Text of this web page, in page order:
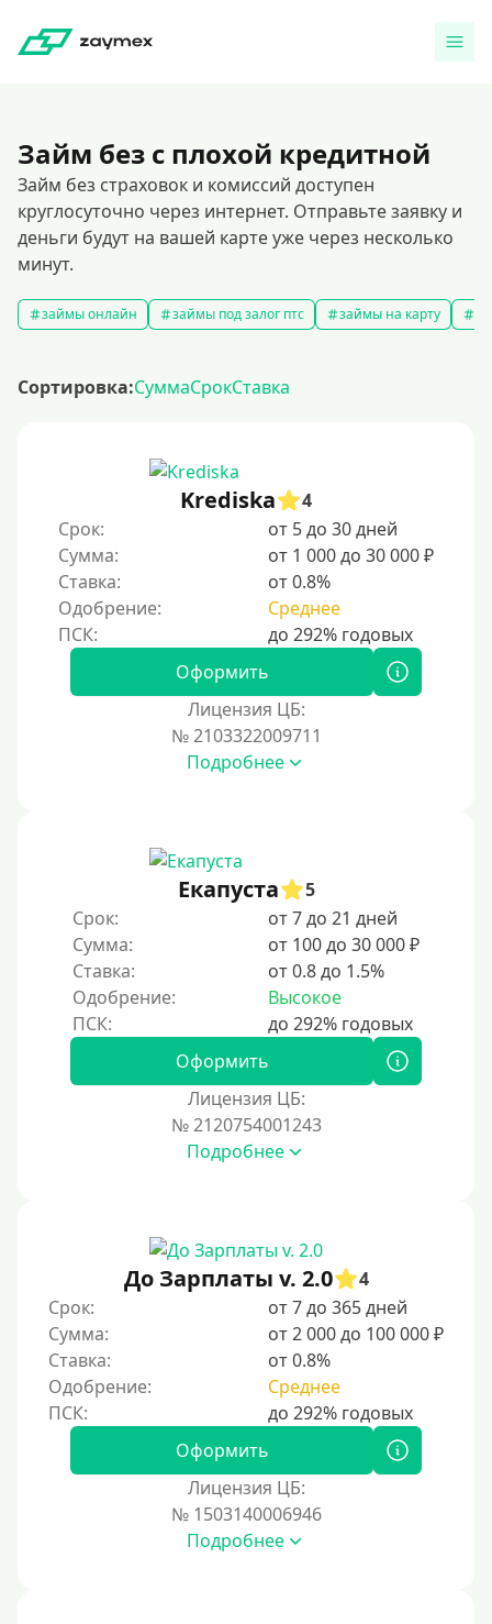
Займ без с плохой кредитной
Займ без страховок и комиссий доступен
круглосуточно через интернет. Отправьте заявку и
деньги будут на вашей карте уже через несколько
минут.
займы онлайн займы под залог птс займы на карту
Сортировка:СуммаСрокСтавка
Krediska
4
Срок:
от 5 до 30 дней
Сумма:
от 1 000 до 30 000 ₽
Ставка:
от 0.8%
Одобрение:
Среднее
Оформить
Лицензия ЦБ:
№ 2103322009711
Подробнее
Екапуста
5
Срок:
от 7 до 21 дней
Сумма:
от 100 до 30 000 ₽
Ставка:
от 0.8 до 1.5%
Одобрение:
Высокое
Оформить
Лицензия ЦБ:
№ 2120754001243
Подробнее
До Зарплаты v. 2.0
4
Срок:
от 7 до 365 дней
Сумма:
от 2 000 до 100 000 ₽
Ставка:
от 0.8%
Одобрение:
Среднее
Оформить
Лицензия ЦБ:
№ 1503140006946
Подробнее